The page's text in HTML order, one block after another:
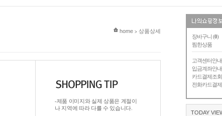
장바구니 (0)
찜한상품
고객센터안내
입금계좌안내
카드결제조회
전화카드결제
TODAY
현재 위치
home > 상품상세
-제품 이미지와 실제 상품은 계절이
나 지역에 따라 다를 수 있습니다.